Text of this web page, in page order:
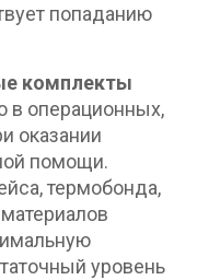
попаданию
комплекты
в операционных,
оказании
помощи.
термобонда,
уровень